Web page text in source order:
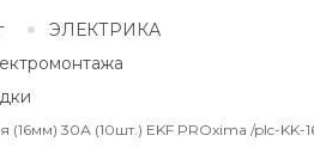
ЭЛЕКТРИКА
30А (10шт.) EKF PROxima /plc-KK-